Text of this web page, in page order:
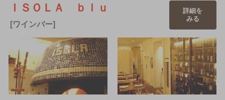
ＩＳＯＬＡ ｂｌｕ
[ワインバー]
詳細を
みる